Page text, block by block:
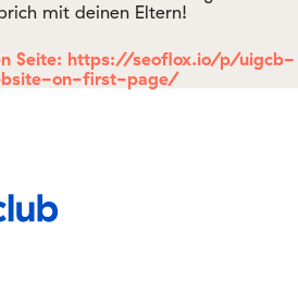
mit deinen Eltern!
Seite: https://seoflox.io/p/uigcb-
on-first-page/